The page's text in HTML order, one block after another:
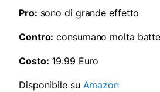
Pro: sono di grande effetto
Contro: consumano molta
Costo: 19.99 Euro
Disponibile su Amazon